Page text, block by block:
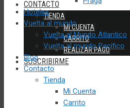
CONTACTO
TIENDA
MI CUENTA
CARRITO
REALIZAR PAGO
SUSCRIBIRME
Hoteles
Vuelta al mundo
Vuelta al Mundo Atlantico
Vuelta al mundo Pacífico
Blog
Contacto
Tienda
Mi Cuenta
Carrito